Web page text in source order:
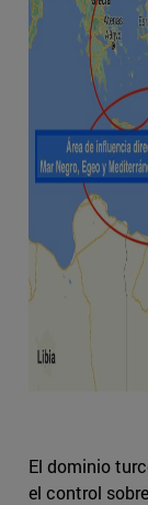
El dominio
el control